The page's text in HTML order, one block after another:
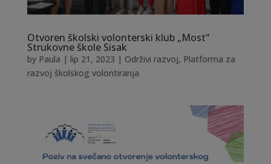
Otvoren školski volonterski klub „Most“
Strukovne škole Sisak
by Paula | lip 21, 2023 | Održivi razvoj, Platforma za
razvoj školskog volontiranja